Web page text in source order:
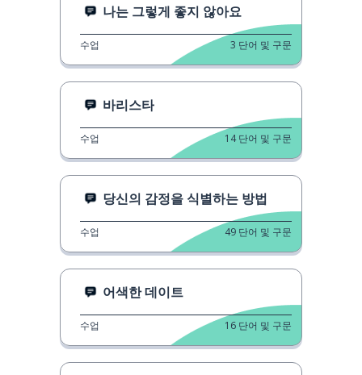
나는 그렇게 좋지 않아요
수업 3 단어 및 구문
바리스타
수업 14 단어 및 구문
당신의 감정을 식별하는 방법
수업 49 단어 및 구문
어색한 데이트
수업 16 단어 및 구문